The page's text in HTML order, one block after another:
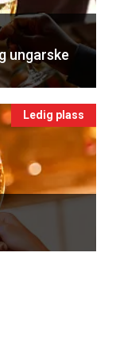
ungarske
Ledig plass